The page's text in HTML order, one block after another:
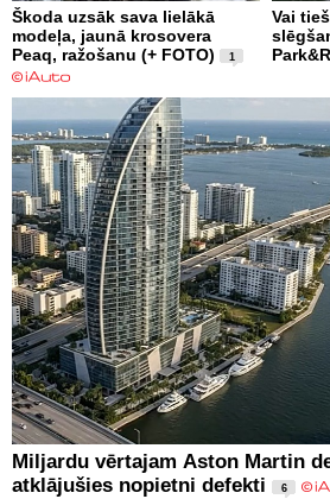
Škoda uzsāk sava lielākā
modeļa, jaunā krosovera
Peaq, ražošanu (+ FOTO)
1
Vai
Miljardu vērtajam Aston Martin
atklājušies nopietni defekti
6